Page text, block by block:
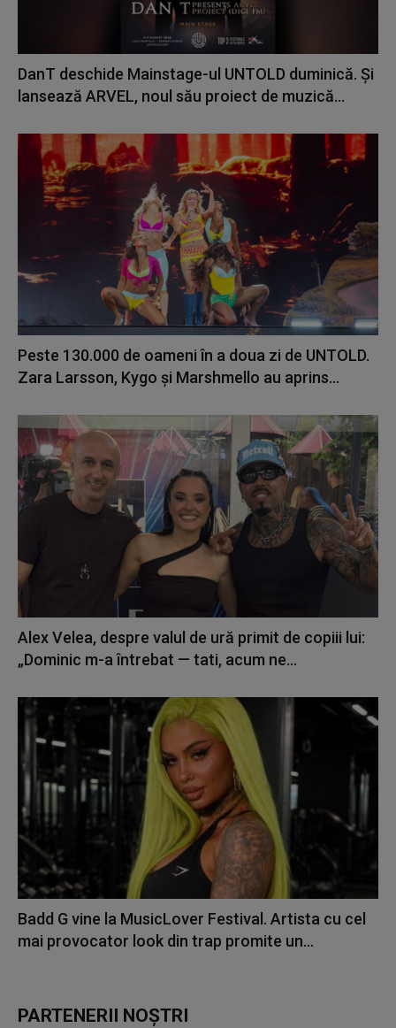
DanT deschide Mainstage-ul UNTOLD duminică. Și
lansează ARVEL, noul său proiect de muzică...
Peste 130.000 de oameni în a doua zi de UNTOLD.
Zara Larsson, Kygo și Marshmello au aprins...
Alex Velea, despre valul de ură primit de copiii lui:
„Dominic m-a întrebat — tati, acum ne...
Badd G vine la MusicLover Festival. Artista cu cel
mai provocator look din trap promite un...
PARTENERII NOȘTRI